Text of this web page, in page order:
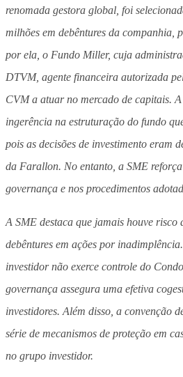
renomada gestora global, foi
milhões em debêntures da companhia,
por ela, o Fundo Miller, cuja
DTVM, agente financeira autorizada
CVM a atuar no mercado de capitais.
ingerência na estruturação do fundo
pois as decisões de investimento eram
da Farallon. No entanto, a SME
governança e nos procedimentos
A SME destaca que jamais houve risco
debêntures em ações por
investidor não exerce controle do
governança assegura uma efetiva
investidores. Além disso, a convenção
série de mecanismos de proteção em
no grupo investidor.